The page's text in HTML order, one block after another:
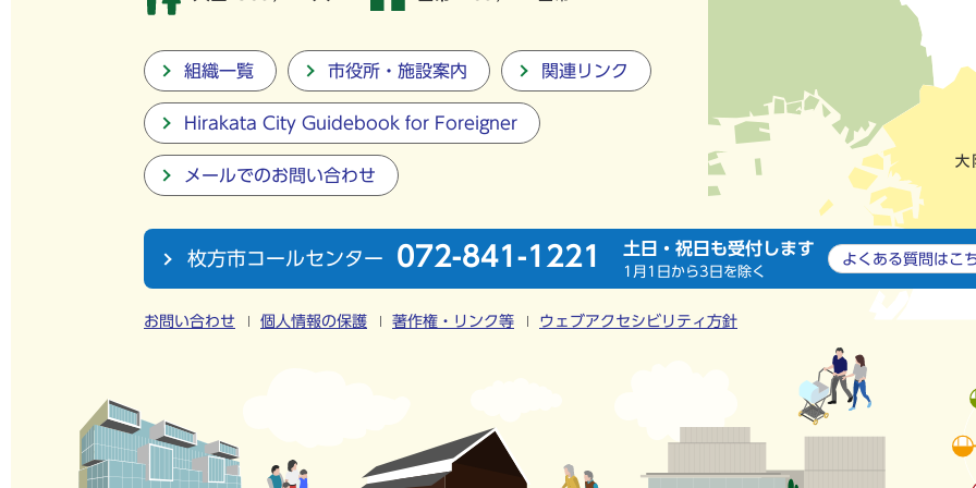
組織一覧 市役所・施設案内 関連リンク
Hirakata City Guidebook for Foreigner
メールでのお問い合わせ
枚方市コールセンター 072-841-1221 土日・祝日も受付します
1月1日から3日を除く
よくある質問は こ
お問い合わせ 個人情報の保護 著作権・リンク等 ウェブアクセシビリティ方針